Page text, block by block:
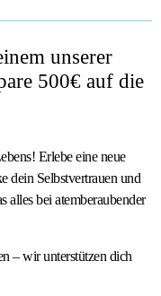
unserer
500€ auf die
Erlebe eine neue
dein Selbstvertrauen und
alles bei atemberaubender
– wir unterstützen dich